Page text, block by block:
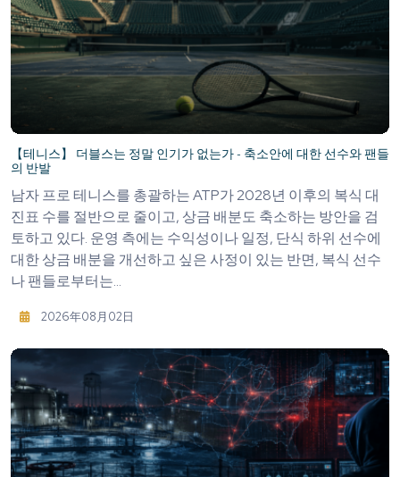
【테니스】 더블스는 정말 인기가 없는가 - 축소안에 대한 선수와 팬들
의 반발
남자 프로 테니스를 총괄하는 ATP가 2028년 이후의 복식 대
진표 수를 절반으로 줄이고, 상금 배분도 축소하는 방안을 검
토하고 있다. 운영 측에는 수익성이나 일정, 단식 하위 선수에
대한 상금 배분을 개선하고 싶은 사정이 있는 반면, 복식 선수
나 팬들로부터는...
2026年08月02日